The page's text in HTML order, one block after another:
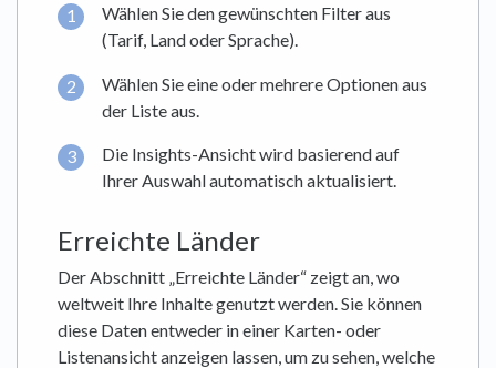
Wählen Sie den gewünschten Filter aus
(Tarif, Land oder Sprache).
Wählen Sie eine oder mehrere Optionen aus
der Liste aus.
Die Insights-Ansicht wird basierend auf
Ihrer Auswahl automatisch aktualisiert.
Erreichte Länder
Der Abschnitt „Erreichte Länder“ zeigt an, wo
weltweit Ihre Inhalte genutzt werden. Sie können
diese Daten entweder in einer Karten- oder
Listenansicht anzeigen lassen, um zu sehen, welche